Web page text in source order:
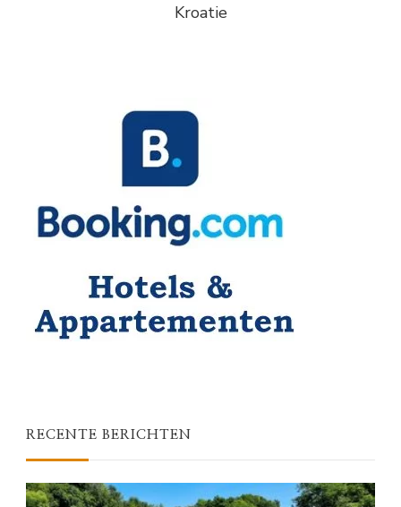
Kroatie
RECENTE BERICHTEN